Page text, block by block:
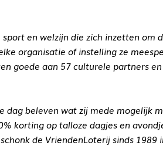
en welzijn die zich inzetten om
organisatie of instelling ze
goede aan 57 culturele partners
dag beleven wat zij mede mogelijk
korting op talloze dagjes en
de VriendenLoterij sinds